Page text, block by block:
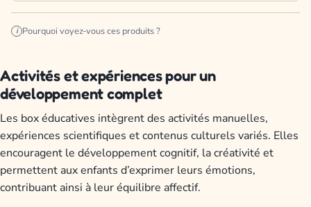
i Pourquoi voyez-vous ces produits ?
Activités et expériences pour un
développement complet
Les box éducatives intègrent des activités manuelles,
expériences scientifiques et contenus culturels variés. Elles
encouragent le développement cognitif, la créativité et
permettent aux enfants d’exprimer leurs émotions,
contribuant ainsi à leur équilibre affectif.